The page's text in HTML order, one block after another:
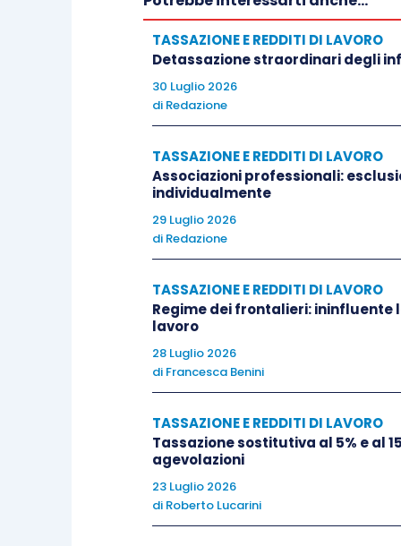
TASSAZIONE E REDDITI DI LAVORO
Detassazione straordinari degli
30 Luglio 2026
di Redazione
TASSAZIONE E REDDITI DI LAVORO
Associazioni professionali:
individualmente
29 Luglio 2026
di Redazione
TASSAZIONE E REDDITI DI LAVORO
Regime dei frontalieri: ininfluente
lavoro
28 Luglio 2026
di Francesca Benini
TASSAZIONE E REDDITI DI LAVORO
Tassazione sostitutiva al 5% e al
agevolazioni
23 Luglio 2026
di Roberto Lucarini